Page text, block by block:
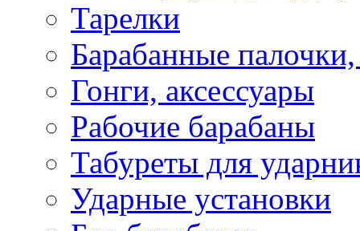
Тарелки
Барабанные палочки,
Гонги, аксессуары
Рабочие барабаны
Табуреты для
Ударные установки